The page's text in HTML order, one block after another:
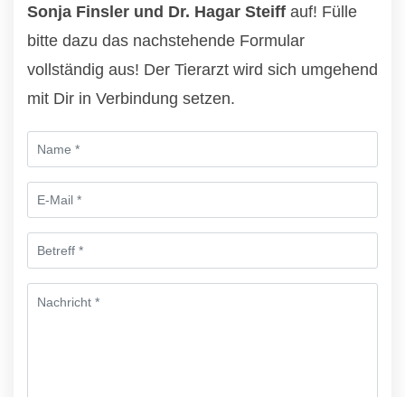
Sonja Finsler und Dr. Hagar Steiff auf! Fülle
bitte dazu das nachstehende Formular
vollständig aus! Der Tierarzt wird sich umgehend
mit Dir in Verbindung setzen.